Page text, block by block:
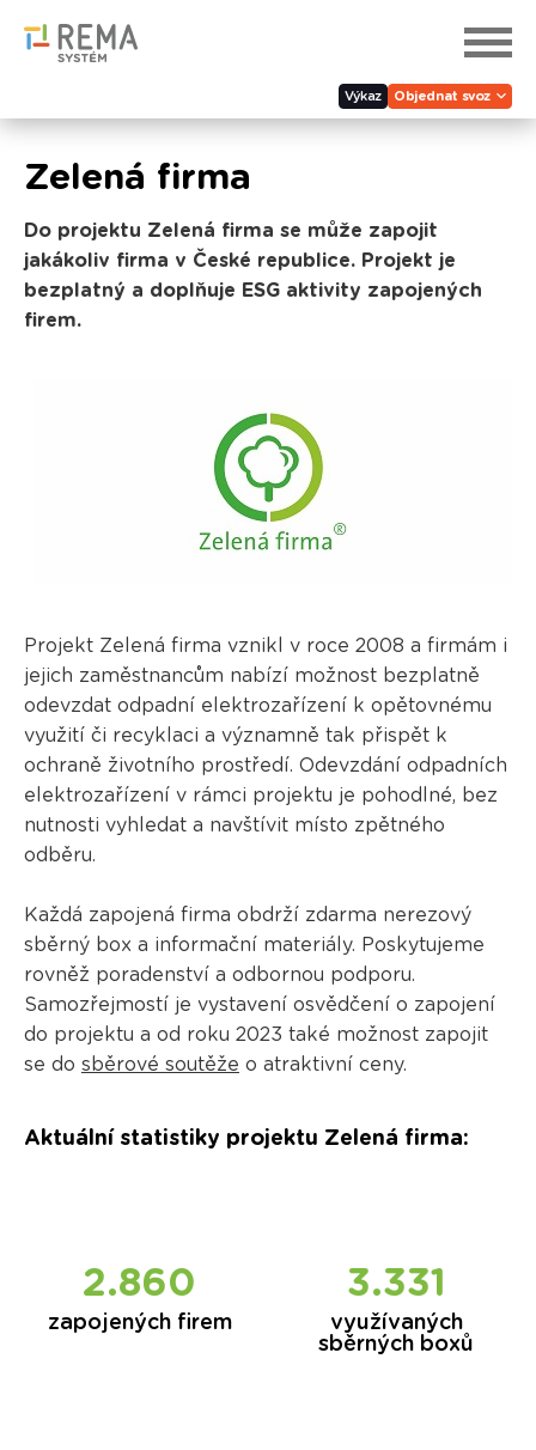
Výkaz Objednat svoz
Zelená firma
Do projektu Zelená firma se může zapojit
jakákoliv firma v České republice. Projekt je
bezplatný a doplňuje ESG aktivity zapojených
firem.
Projekt Zelená firma vznikl v roce 2008 a firmám i
jejich zaměstnancům nabízí možnost bezplatně
odevzdat odpadní elektrozařízení k opětovnému
využití či recyklaci a významně tak přispět k
ochraně životního prostředí. Odevzdání odpadních
elektrozařízení v rámci projektu je pohodlné, bez
nutnosti vyhledat a navštívit místo zpětného
odběru.
Každá zapojená firma obdrží zdarma nerezový
sběrný box a informační materiály. Poskytujeme
rovněž poradenství a odbornou podporu.
Samozřejmostí je vystavení osvědčení o zapojení
do projektu a od roku 2023 také možnost zapojit
se do sběrové soutěže o atraktivní ceny.
Aktuální statistiky projektu Zelená firma:
2.860
zapojených firem
3.331
využívaných
sběrných boxů